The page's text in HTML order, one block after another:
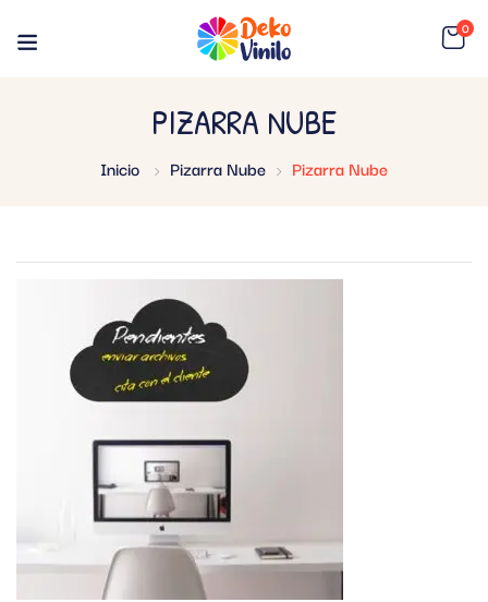
0
PIZARRA NUBE
Inicio Pizarra Nube Pizarra Nube